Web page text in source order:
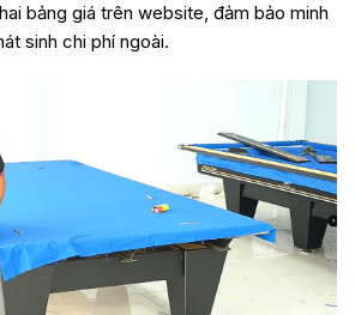
bảng giá trên website, đảm bảo minh
sinh chi phí ngoài.